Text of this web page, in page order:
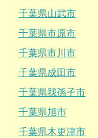
千葉県山武市
千葉県市原市
千葉県市川市
千葉県成田市
千葉県我孫子市
千葉県旭市
千葉県木更津市